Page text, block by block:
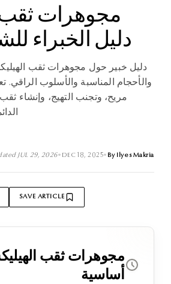
مجوهرات ثقب
دليل الخبراء
دليل خبير حول مجوهرات ثقب
والأحجام المناسبة والأسلوب الراقي.
مريح، وتجنب التهيج، وإنشاء
ByIlyes Makria
•
DEC 18, 2025
•
JUL 29, 2026
SAVE ARTICLE
مجوهرات ثقب
أساسية